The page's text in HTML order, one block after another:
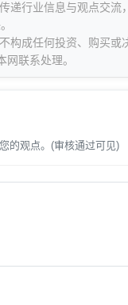
递行业信息与观点交
构成任何投资、购买
联系处理。
的观点。(审核通过可见)